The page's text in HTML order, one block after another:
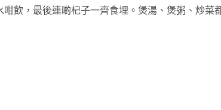
飲，最後連啲杞子一齊食埋。煲湯、煲粥、炒菜